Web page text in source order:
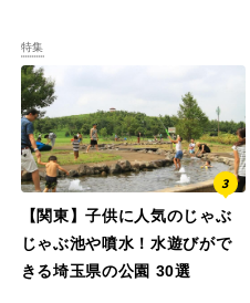
特集
【関東】子供に人気のじゃぶ
じゃぶ池や噴水！水遊びがで
きる埼玉県の公園 30選